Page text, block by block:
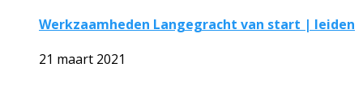
Werkzaamheden Langegracht van start | leiden
21 maart 2021